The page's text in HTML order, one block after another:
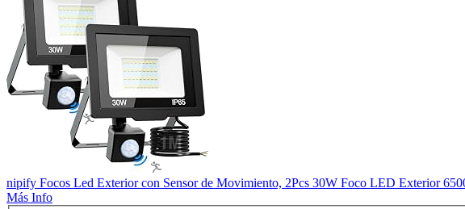
nipify Focos Led Exterior con Sensor de Movimiento, 2Pcs 30W Foco LED Exterior
Más Info